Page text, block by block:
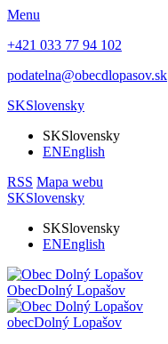
Menu
+421 033 77 94 102
podatelna@obecdlopasov.sk
SKSlovensky
SKSlovensky
ENEnglish
RSS Mapa webu
SKSlovensky
SKSlovensky
ENEnglish
ObecDolný Lopašov
obecDolný Lopašov